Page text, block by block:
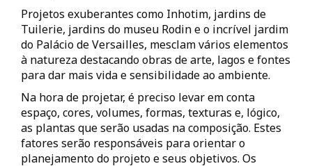
Projetos exuberantes como Inhotim, jardins de
Tuilerie, jardins do museu Rodin e o incrível jardim
do Palácio de Versailles, mesclam vários elementos
à natureza destacando obras de arte, lagos e fontes
para dar mais vida e sensibilidade ao ambiente.
Na hora de projetar, é preciso levar em conta
espaço, cores, volumes, formas, texturas e, lógico,
as plantas que serão usadas na composição. Estes
fatores serão responsáveis para orientar o
planejamento do projeto e seus objetivos. Os